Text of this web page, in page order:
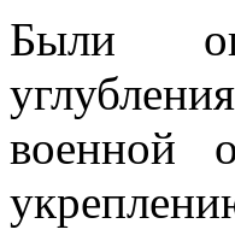
Были
военной